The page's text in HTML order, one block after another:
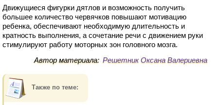
Движущиеся фигурки дятлов и возможность получить
большее количество червячков повышают мотивацию
ребенка, обеспечивают необходимую длительность и
кратность выполнения, а сочетание речи с движением руки
стимулируют работу моторных зон головного мозга.
Автор материала: Решетник Оксана Валериевна
Также по теме: